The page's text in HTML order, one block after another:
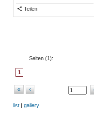
Teilen
Seiten (1 ):
1
« ‹
list gallery